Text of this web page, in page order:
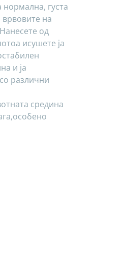
нормална, густа
на
Нанесете од
исушете ја
и ја
различни
средина